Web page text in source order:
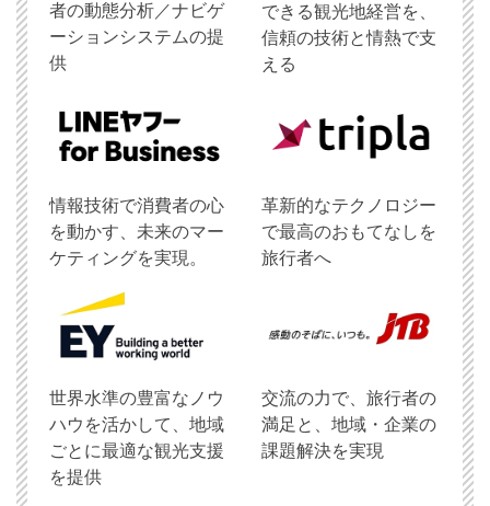
者の動態分析／ナビゲ
ーションシステムの提
供
できる観光地経営を、
信頼の技術と情熱で支
える
情報技術で消費者の心
を動かす、未来のマー
ケティングを実現。
革新的なテクノロジー
で最高のおもてなしを
旅行者へ
世界水準の豊富なノウ
ハウを活かして、地域
ごとに最適な観光支援
を提供
交流の力で、旅行者の
満足と、地域・企業の
課題解決を実現